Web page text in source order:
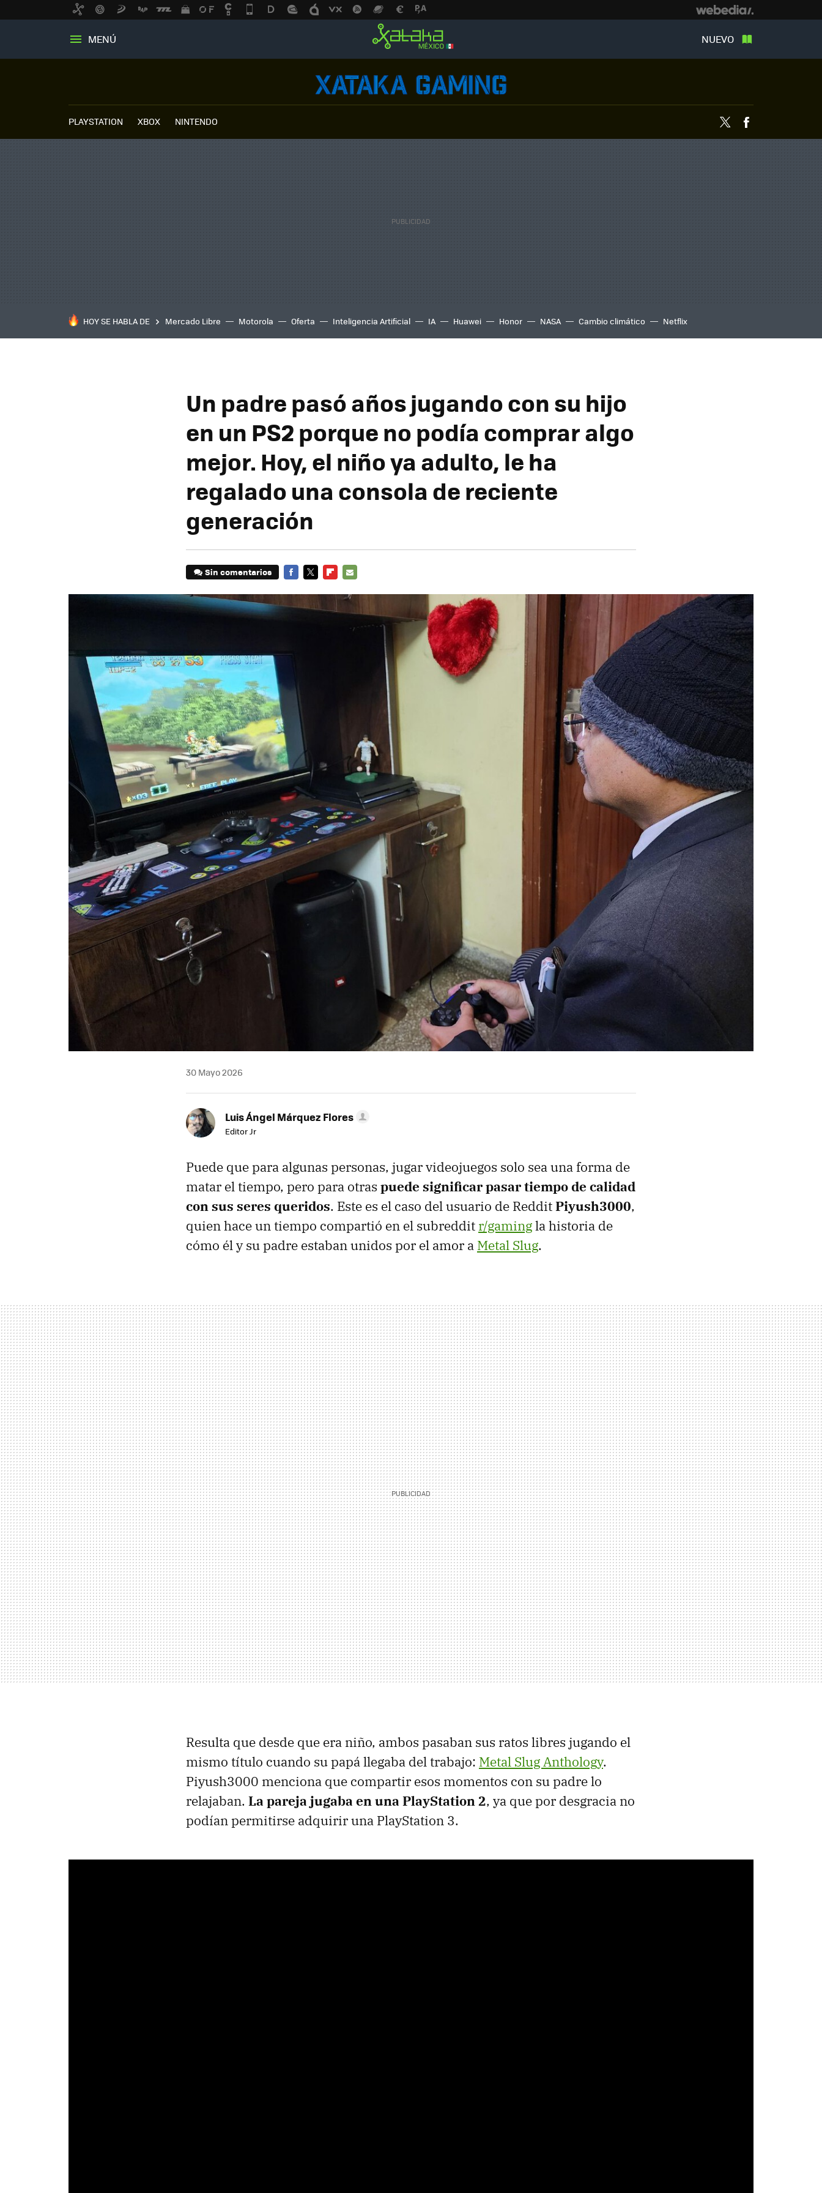
MENÚ NUEVO
PLAYSTATION XBOX NINTENDO Twitter
HOY SE HABLA DE Mercado Libre Motorola Oferta Inteligencia Artificial IA Huawei Honor NASA Cambio climático Netflix
Un padre pasó años jugando con su hijo
en un PS2 porque no podía comprar algo
mejor. Hoy, el niño ya adulto, le ha
regalado una consola de reciente
generación
Sin comentarios
MAIL
30 Mayo 2026
Luis Ángel Márquez Flores
Editor Jr
Puede que para algunas personas, jugar videojuegos solo sea una forma de
matar el tiempo, pero para otras puede significar pasar tiempo de calidad
con sus seres queridos. Este es el caso del usuario de RedditPiyush3000,
quien hace un tiempo compartió en el subreddit r/gamingla historia de
cómo él y su padre estaban unidos por el amor a Metal Slug.
Resulta que desde que era niño, ambos pasaban sus ratos libres jugando el
mismo título cuando su papá llegaba del trabajo: Metal Slug Anthology.
Piyush3000 menciona que compartir esos momentos con su padre lo
relajaban. La pareja jugaba en una PlayStation 2, ya que por desgracia no
podían permitirse adquirir una PlayStation 3.